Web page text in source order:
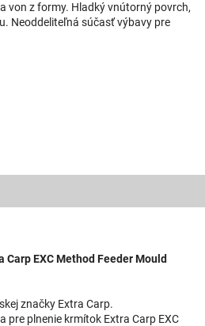
von z formy. Hladký vnútorný povrch,
Neoddeliteľná súčasť výbavy pre
EXC Method Feeder Mould
značky Extra Carp.
pre plnenie krmítok Extra Carp EXC